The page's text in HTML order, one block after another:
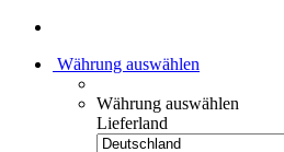
Währung auswählen
Währung auswählen
Lieferland